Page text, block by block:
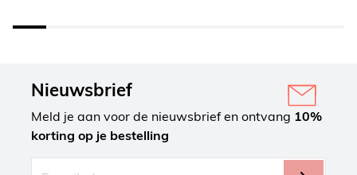
Nieuwsbrief
Meld je aan voor de nieuwsbrief en ontvang 10%
korting op je bestelling